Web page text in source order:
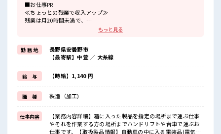
■お仕事PR
≪ちょっとの残業で収入アップ≫
残業は月20時間未満で、
基本的に髪色自由で明るすぎたり奇抜でなければOKです！
(規定有)≪機能的な制服アリ≫
制服があるので、
毎日の服装の悩み解消♪
≪未経験でも活躍できる≫
新しいことにチャレンジするのは不安だけど、
しっかり働く環境が整っています！
イチからスキルUP・ステップUP目指していきましょう！
≪収入アップを目指せる≫
高時給だらけの派遣のお仕事です！
■職場の雰囲気
もっと見る
勤 務 地
長野県安曇野市
【最寄駅】中萱 ／ 大糸線
給 与 【時給】1,140 円
職 種 製造（加工)
仕事内容
【業務内容詳細】箱に入った製品を指定の場所まで運ぶ仕事
やそれを作業する方の場所までハンドリフトや台車で運ぶお
仕事です、【取扱製品情報】自動車の中に入る電装品(電気系)